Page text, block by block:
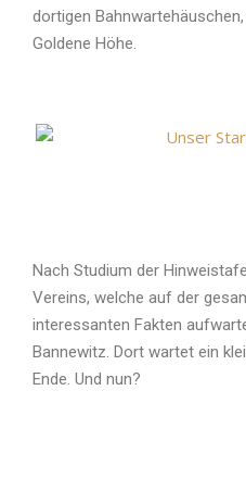
dortigen
Goldene Höhe.
Nach Studium der
Vereins, welche auf der
interessanten Fakten
Bannewitz. Dort wartet ein
Ende. Und nun?